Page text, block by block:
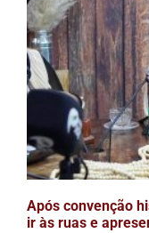
Após convenção
ir às ruas e